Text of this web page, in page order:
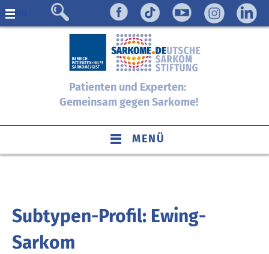
Menü
Patienten und Experten:
Gemeinsam gegen Sarkome!
MENÜ
Subtypen-Profil: Ewing-
Sarkom